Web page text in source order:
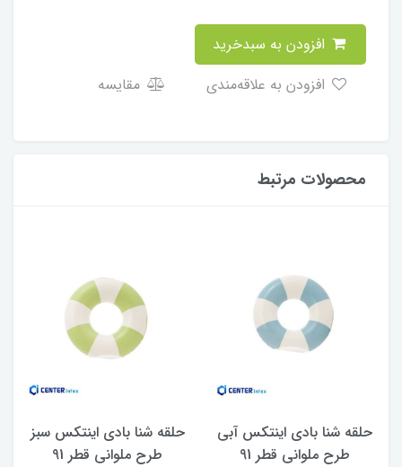
مقایسه
محصولات مرتبط
حلقه شنا بادی اینتکس آبی
طرح ملوانی قطر 91
حلقه شنا بادی اینتکس سبز
طرح ملوانی قطر 91